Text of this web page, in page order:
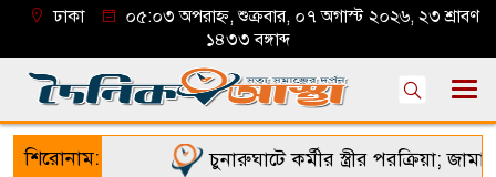
ঢাকা
০৫:০৩ অপরাহ্ন, শুক্রবার, ০৭ অগাস্ট ২০২৬, ২৩ শ্রাবণ
১৪৩৩ বঙ্গাব্দ
শিরোনাম: চুনারুঘাটে কর্মীর স্ত্রীর পরক্রিয়া;